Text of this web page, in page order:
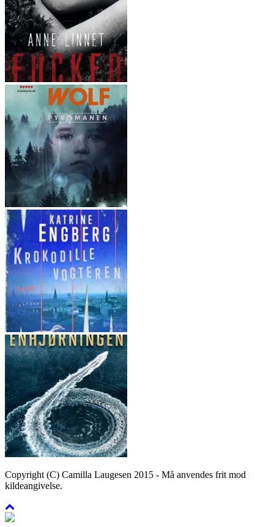
Copyright (C) Camilla Laugesen 2015 - Må anvendes frit mod
kildeangivelse.